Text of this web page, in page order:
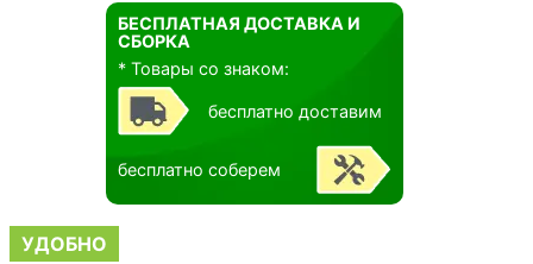
БЕСПЛАТНАЯ ДОСТАВКА И
СБОРКА
* Товары со знаком:
бесплатно доставим
бесплатно соберем
УДОБНО